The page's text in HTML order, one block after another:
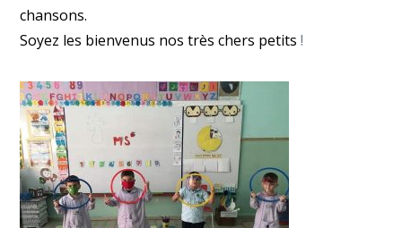
chansons.
Soyez les bienvenus nos très chers petits !